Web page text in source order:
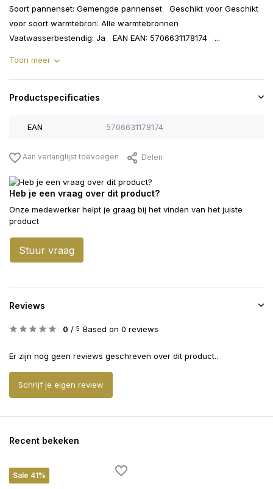
Soort pannenset: Gemengde pannenset Geschikt voor Geschikt
voor soort warmtebron: Alle warmtebronnen
Vaatwasserbestendig: Ja EAN EAN: 5706631178174 ...
Toon meer
Productspecificaties
EAN 5706631178174
Aan verlanglijst toevoegen Delen
Heb je een vraag over dit product?
Onze medewerker helpt je graag bij het vinden van het juiste
product
Stuur vraag
Reviews
0 / 5 Based on 0 reviews
Er zijn nog geen reviews geschreven over dit product..
Schrijf je eigen review
Recent bekeken
Sale 41%